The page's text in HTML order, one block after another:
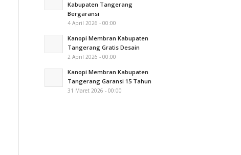
Kabupaten Tangerang
Bergaransi
4 April 2026 - 00:00
Kanopi Membran Kabupaten
Tangerang Gratis Desain
2 April 2026 - 00:00
Kanopi Membran Kabupaten
Tangerang Garansi 15 Tahun
31 Maret 2026 - 00:00